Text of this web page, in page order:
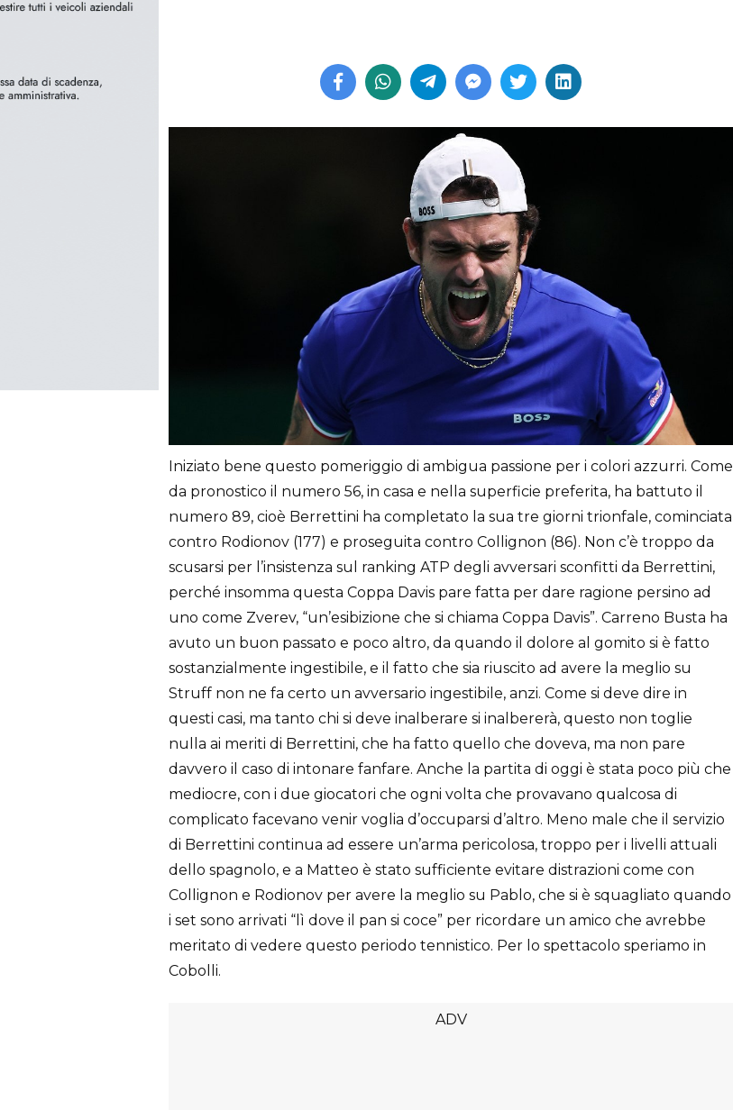
Iniziato bene questo pomeriggio di ambigua passione per i colori azzurri. Come
da pronostico il numero 56, in casa e nella superficie preferita, ha battuto il
numero 89, cioè Berrettini ha completato la sua tre giorni trionfale, cominciata
contro Rodionov (177) e proseguita contro Collignon (86). Non c’è troppo da
scusarsi per l’insistenza sul ranking ATP degli avversari sconfitti da Berrettini,
perché insomma questa Coppa Davis pare fatta per dare ragione persino ad
uno come Zverev, “un’esibizione che si chiama Coppa Davis”. Carreno Busta ha
avuto un buon passato e poco altro, da quando il dolore al gomito si è fatto
sostanzialmente ingestibile, e il fatto che sia riuscito ad avere la meglio su
Struff non ne fa certo un avversario ingestibile, anzi. Come si deve dire in
questi casi, ma tanto chi si deve inalberare si inalbererà, questo non toglie
nulla ai meriti di Berrettini, che ha fatto quello che doveva, ma non pare
davvero il caso di intonare fanfare. Anche la partita di oggi è stata poco più che
mediocre, con i due giocatori che ogni volta che provavano qualcosa di
complicato facevano venir voglia d’occuparsi d’altro. Meno male che il servizio
di Berrettini continua ad essere un’arma pericolosa, troppo per i livelli attuali
dello spagnolo, e a Matteo è stato sufficiente evitare distrazioni come con
Collignon e Rodionov per avere la meglio su Pablo, che si è squagliato quando
i set sono arrivati “lì dove il pan si coce” per ricordare un amico che avrebbe
meritato di vedere questo periodo tennistico. Per lo spettacolo speriamo in
Cobolli.